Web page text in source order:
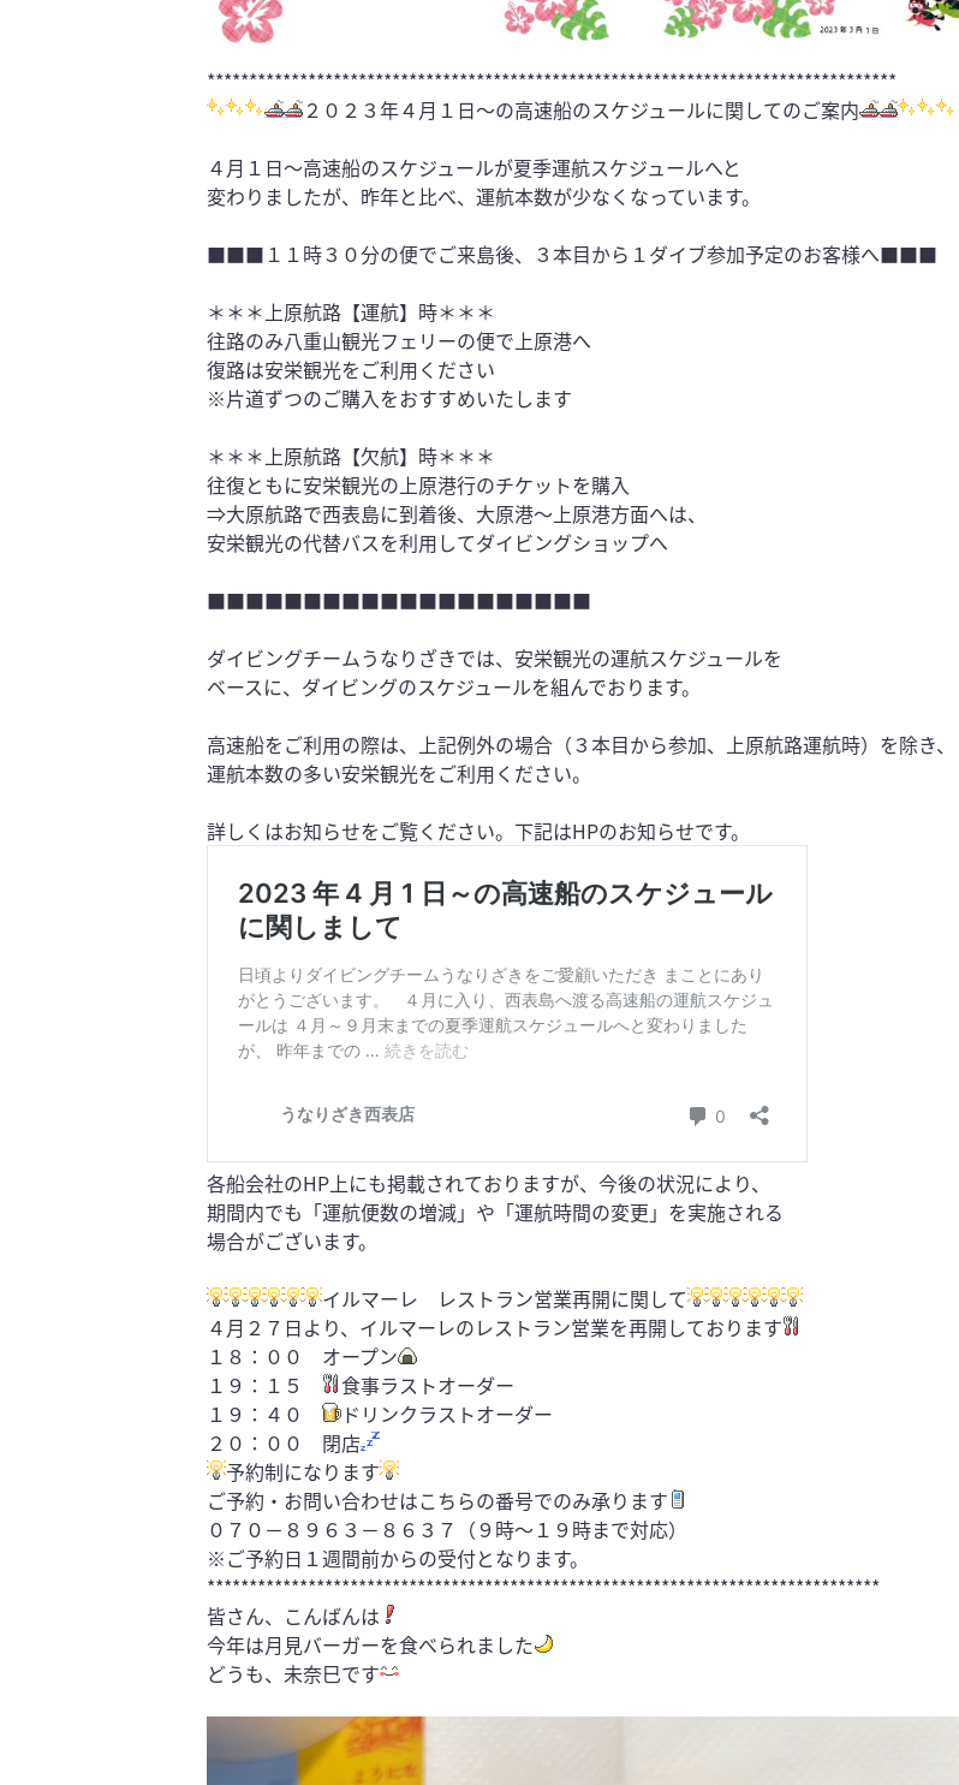
**********************************************************************************
２０２３年４月１日～の高速船のスケジュールに関してのご案内
４月１日～高速船のスケジュールが夏季運航スケジュールへと
変わりましたが、昨年と比べ、運航本数が少なくなっています。
■■■１１時３０分の便でご来島後、３本目から１ダイブ参加予定のお客様へ■■■
＊＊＊上原航路【運航】時＊＊＊
往路のみ八重山観光フェリーの便で上原港へ
復路は安栄観光をご利用ください
※片道ずつのご購入をおすすめいたします
＊＊＊上原航路【欠航】時＊＊＊
往復ともに安栄観光の上原港行のチケットを購入
⇒大原航路で西表島に到着後、大原港～上原港方面へは、
安栄観光の代替バスを利用してダイビングショップへ
■■■■■■■■■■■■■■■■■■■■
ダイビングチームうなりざきでは、安栄観光の運航スケジュールを
ベースに、ダイビングのスケジュールを組んでおります。
高速船をご利用の際は、上記例外の場合（３本目から参加、上原航路運航時）を除き、
運航本数の多い安栄観光をご利用ください。
詳しくはお知らせをご覧ください。下記はHPのお知らせです。
各船会社のHP上にも掲載されておりますが、今後の状況により、
期間内でも「運航便数の増減」や「運航時間の変更」を実施される
場合がございます。
イルマーレ レストラン営業再開に関して
４月２７日より、イルマーレのレストラン営業を再開しております
１８：００ オープン
１９：１５
食事ラストオーダー
１９：４０
ドリンクラストオーダー
２０：００ 閉店
予約制になります
ご予約・お問い合わせはこちらの番号でのみ承ります
０７０−８９６３−８６３７（９時～１９時まで対応）
※ご予約日１週間前からの受付となります。
********************************************************************************
皆さん、こんばんは
今年は月見バーガーを食べられました
どうも、未奈巳です